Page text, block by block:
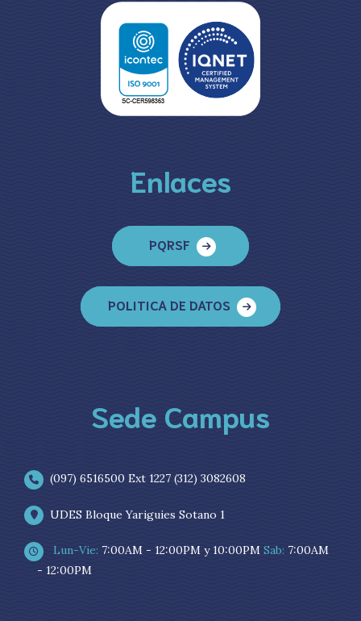
Enlaces
PQRSF
POLITICA DE DATOS
Sede Campus
(097) 6516500 Ext 1227 (312) 3082608
UDES Bloque Yariguies Sotano 1
Lun-Vie: 7:00AM - 12:00PM y 10:00PM Sab: 7:00AM
- 12:00PM